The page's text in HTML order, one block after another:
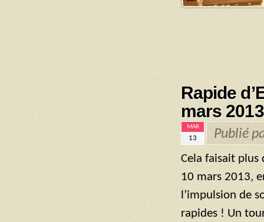
Rapide
mars 2013
MAR
13 Publié
Cela faisait
10 mars 2013,
l’impulsion de
rapides ! Un